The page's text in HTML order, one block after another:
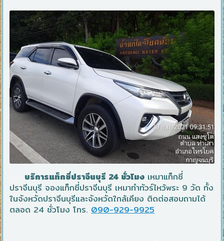
บริการแท็กซี่ปราจีนบุรี 24 ชั่วโมง เหมาแท็กซี่
ปราจีนบุรี จองแท็กซี่ปราจีนบุรี เหมาทำทัวร์ไหว้พระ 9 วัด ทั้ง
ในจังหวัดปราจีนบุรีและจังหวัดใกล้เคียง ติดต่อสอบถามได้
ตลอด 24 ชั่วโมง โทร.090-929-9925